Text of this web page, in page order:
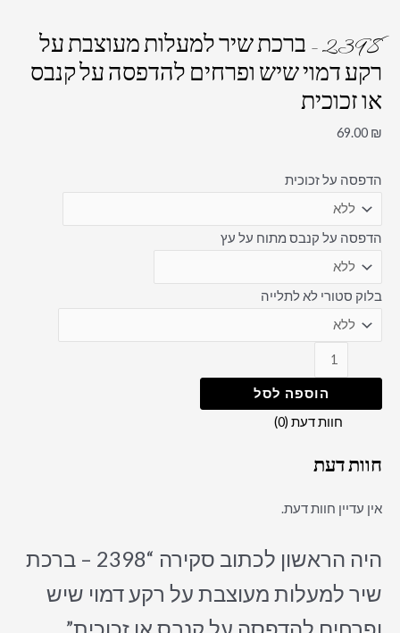
2398 – ברכת שיר למעלות מעוצבת על
רקע דמוי שיש ופרחים להדפסה על קנבס
או זכוכית
69.00 ₪
הדפסה על זכוכית
הדפסה על קנבס מתוח על עץ
בלוק סטורי לא לתלייה
הוספה לסל
חוות דעת (0)
חוות דעת
אין עדיין חוות דעת.
היה הראשון לכתוב סקירה “2398 – ברכת
שיר למעלות מעוצבת על רקע דמוי שיש